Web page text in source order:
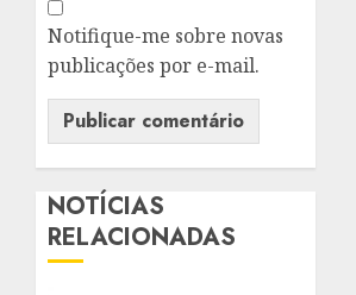
Notifique-me sobre novas
publicações por e-mail.
NOTÍCIAS
RELACIONADAS